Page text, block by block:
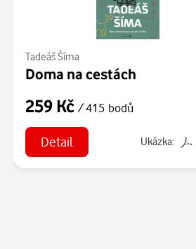
Tadeáš Šíma
Doma na cestách
259 Kč / 415 bodů
Detail Ukázka: